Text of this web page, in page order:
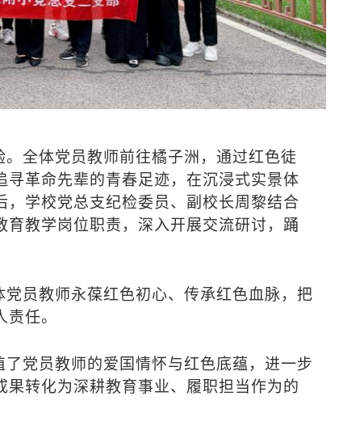
全体党员教师前往橘子洲，通过红色徒
革命先辈的青春足迹，在沉浸式实景体
学校党总支纪检委员、副校长周黎结合
教学岗位职责，深入开展交流研讨，踊
员教师永葆红色初心、传承红色血脉，把
任。
党员教师的爱国情怀与红色底蕴，进一步
转化为深耕教育事业、履职担当作为的